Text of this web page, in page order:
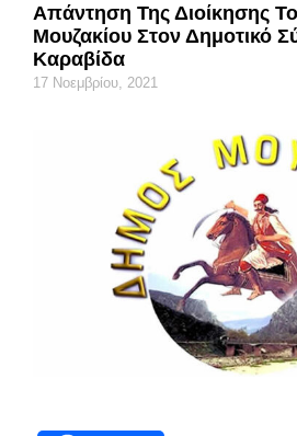
Απάντηση Της Διοίκησης
Μουζακίου Στον Δημοτικό
Καραβίδα
17 Νοεμβρίου, 2021